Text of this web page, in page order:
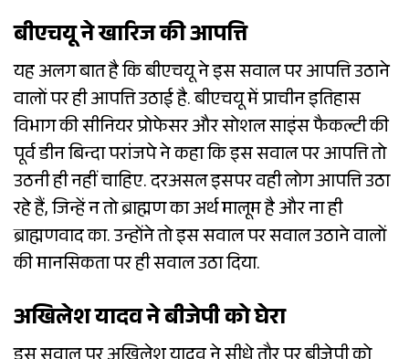
बीएचयू ने खारिज की आपत्ति
यह अलग बात है कि बीएचयू ने इस सवाल पर आपत्ति उठाने
वालों पर ही आपत्ति उठाई है. बीएचयू में प्राचीन इतिहास
विभाग की सीनियर प्रोफेसर और सोशल साइंस फैकल्टी की
पूर्व डीन बिन्दा परांजपे ने कहा कि इस सवाल पर आपत्ति तो
उठनी ही नहीं चाहिए. दरअसल इसपर वही लोग आपत्ति उठा
रहे हैं, जिन्हें न तो ब्राह्मण का अर्थ मालूम है और ना ही
ब्राह्मणवाद का. उन्होंने तो इस सवाल पर सवाल उठाने वालों
की मानसिकता पर ही सवाल उठा दिया.
अखिलेश यादव ने बीजेपी को घेरा